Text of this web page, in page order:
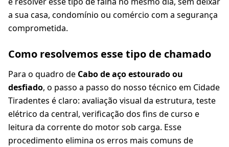
a sua casa, condomínio ou comércio com a segurança
comprometida.
Como resolvemos esse tipo de chamado
Para o quadro de Cabo de aço estourado ou
desfiado, o passo a passo do nosso técnico em Cidade
Tiradentes é claro: avaliação visual da estrutura, teste
elétrico da central, verificação dos fins de curso e
leitura da corrente do motor sob carga. Esse
procedimento elimina os erros mais comuns de